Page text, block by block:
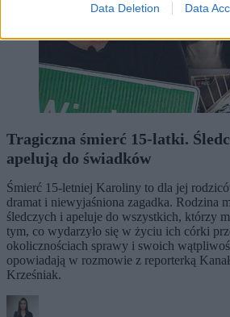
Data Deletion Data
Tragiczna śmierć 15-latki.
apelują do świadków
Śmierć 15-letniej Karoliny to dla jej
dramat i niewyjaśniona zagadka. Rodzina
śledczych i apeluje do wszystkich, którzy
tym, co wydarzyło się w życiu ich córki
okolicznościach sprawy i swoich
opowiadają w rozmowie z reporterką
Krześniak.